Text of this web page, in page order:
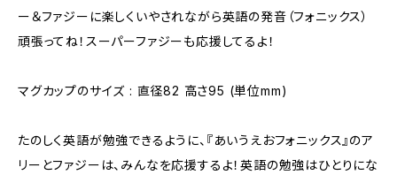
ー＆ファジーに楽しくいやされながら英語の発音（フォニックス）
頑張ってね！スーパーファジーも応援してるよ！
マグカップのサイズ : 直径82 高さ95 (単位mm)
たのしく英語が勉強できるように、『あいうえおフォニックス』のア
リーとファジーは、みんなを応援するよ！英語の勉強はひとりにな